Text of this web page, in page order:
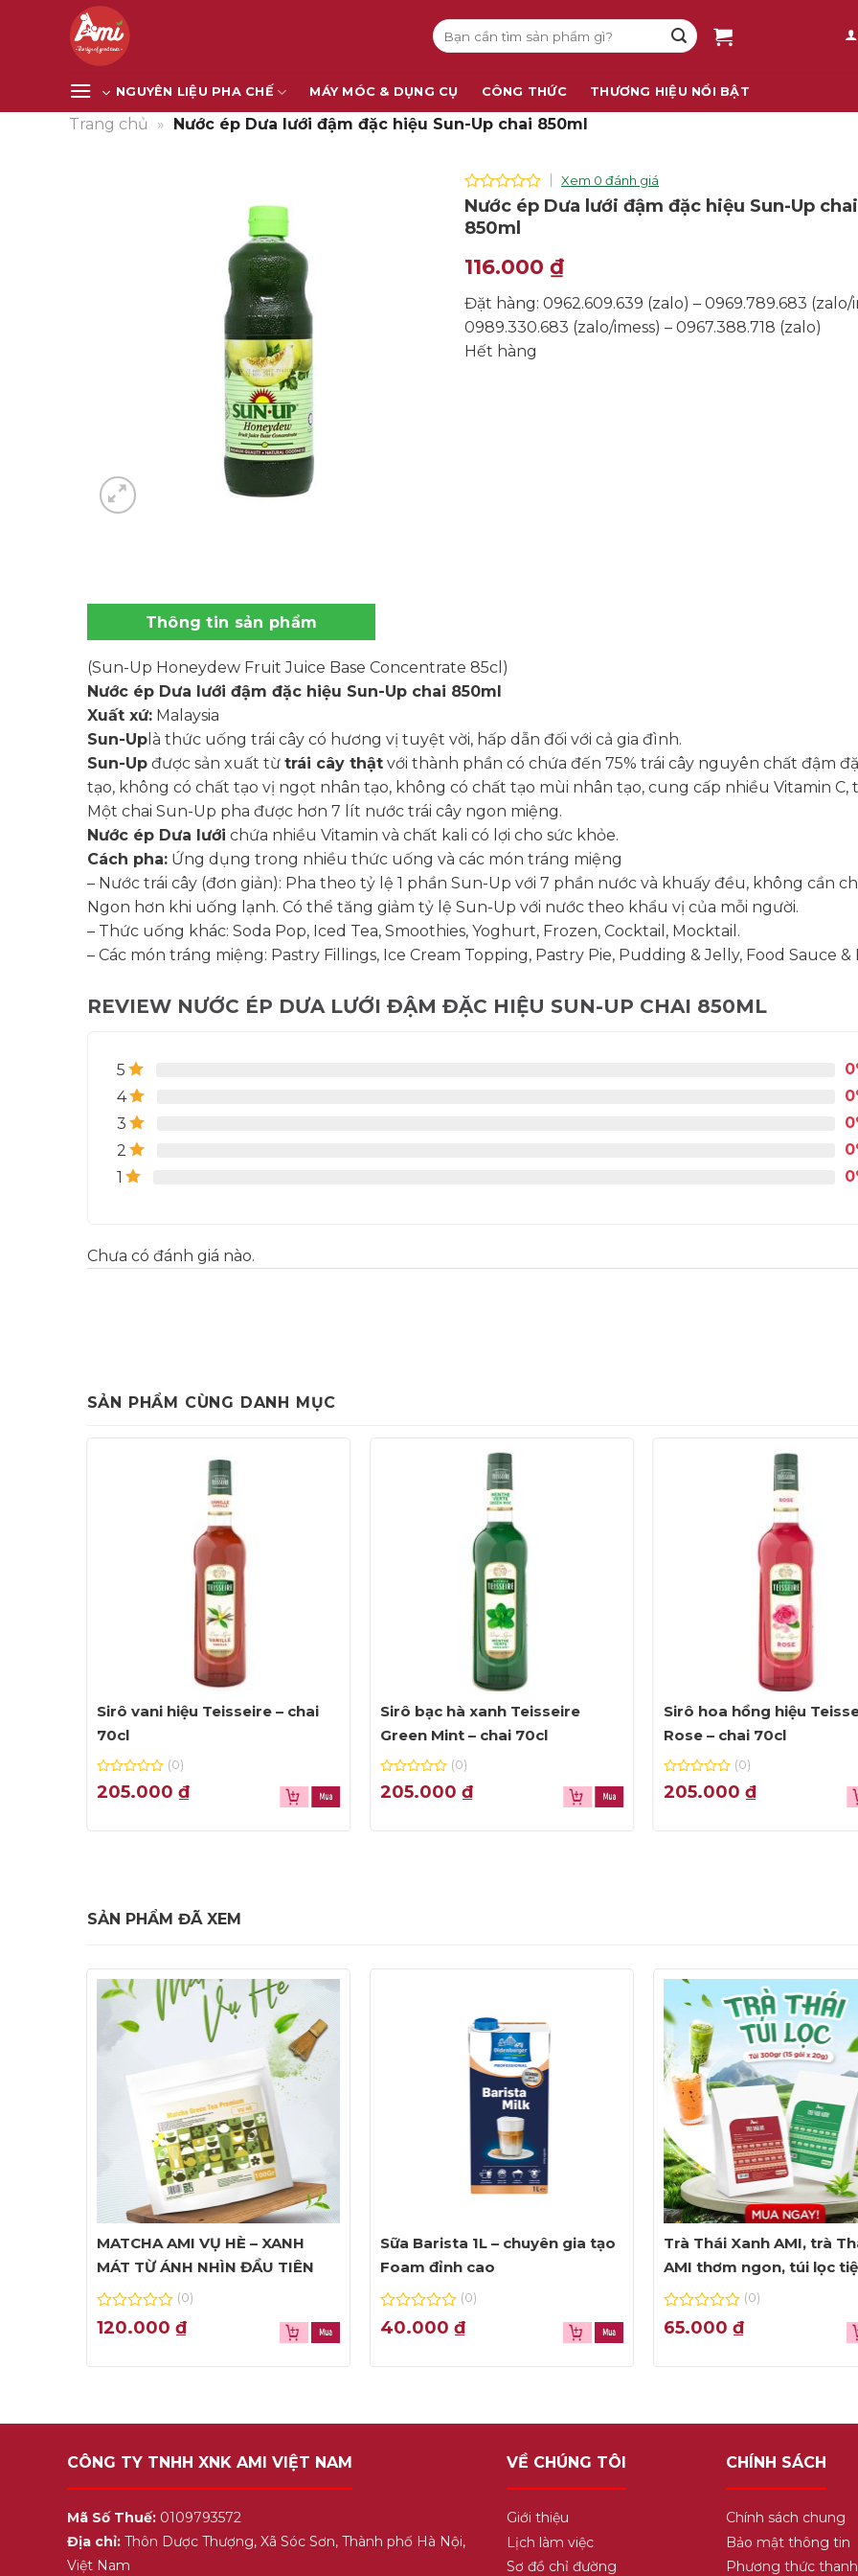
Tìm
kiếm:
NGUYÊN LIỆU PHA CHẾ MÁY MÓC & DỤNG CỤ CÔNG THỨC THƯƠNG HIỆU NỔI BẬT
Trang chủ » Nước ép Dưa lưới đậm đặc hiệu Sun-Up chai 850ml
0
out
of
Xem 0 đánh giá
Nước ép Dưa lưới đậm đặc hiệu Sun-Up chai
850ml
116.000₫
Đặt hàng: 0962.609.639 (zalo) – 0969.789.683 (zalo/
0989.330.683 (zalo/imess) – 0967.388.718 (zalo)
Hết hàng
Thông tin sản phẩm
(Sun-Up Honeydew Fruit Juice Base Concentrate 85cl)
Nước ép Dưa lưới đậm đặc hiệu Sun-Up chai 850ml
Xuất xứ:Malaysia
Sun-Uplà thức uống trái cây có hương vị tuyệt vời, hấp dẫn đối với cả gia đình.
Sun-Upđược sản xuất từ trái cây thậtvới thành phần có chứa đến 75% trái cây nguyên chất đậm
tạo, không có chất tạo vị ngọt nhân tạo, không có chất tạo mùi nhân tạo, cung cấp nhiều Vitamin C,
Một chai Sun-Up pha được hơn 7 lít nước trái cây ngon miệng.
Nước ép Dưa lưới chứa nhiều Vitamin và chất kali có lợi cho sức khỏe.
Cách pha:Ứng dụng trong nhiều thức uống và các món tráng miệng
– Nước trái cây (đơn giản): Pha theo tỷ lệ 1 phần Sun-Up với 7 phần nước và khuấy đều, không cần
Ngon hơn khi uống lạnh. Có thể tăng giảm tỷ lệ Sun-Up với nước theo khẩu vị của mỗi người.
– Thức uống khác: Soda Pop, Iced Tea, Smoothies, Yoghurt, Frozen, Cocktail, Mocktail.
– Các món tráng miệng: Pastry Fillings, Ice Cream Topping, Pastry Pie, Pudding & Jelly, Food Sauce &
REVIEW NƯỚC ÉP DƯA LƯỚI ĐẬM ĐẶC HIỆU SUN-UP CHAI 850ML
5
4
3
2
1
Chưa có đánh giá nào.
SẢN PHẨM CÙNG DANH MỤC
Sirô vani hiệu Teisseire – chai
70cl
0
out
5
(0)
205.000₫
Sirô bạc hà xanh Teisseire
Green Mint – chai 70cl
0
out
5
(0)
205.000₫
Sirô hoa hồng hiệu
Rose – chai 70cl
0
out
5
(0)
205.000 ₫
SẢN PHẨM ĐÃ XEM
MATCHA AMI VỤ HÈ – XANH
MÁT TỪ ÁNH NHÌN ĐẦU TIÊN
0
out
5
(0)
120.000₫
Sữa Barista 1L – chuyên gia tạo
Foam đỉnh cao
0
out
5
(0)
40.000₫
Trà Thái Xanh AMI, trà
AMI thơm ngon, túi lọc
dụng
0
out
5
(0)
65.000 ₫
CÔNG TY TNHH XNK AMI VIỆT NAM
Mã Số Thuế: 0109793572
Địa chỉ: Thôn Dược Thượng, Xã Sóc Sơn, Thành phố Hà Nội,
Việt Nam
VỀ CHÚNG TÔI
Giới thiệu
Lịch làm việc
Sơ đồ chỉ đường
CHÍNH SÁCH
Chính sách chung
Bảo mật thông tin
Phương thức